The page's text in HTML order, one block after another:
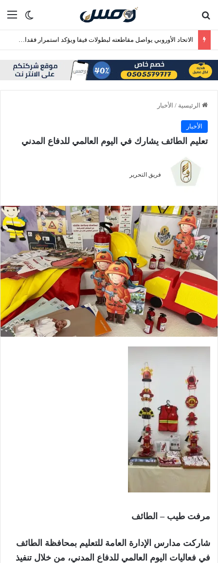
الوضع
الرئيسية / الأخبار
الأخبار
تعليم الطائف يشارك في اليوم العالمي للدفاع المدني
فريق التحرير
مرفت طيب – الطائف
شاركت مدارس الإدارة العامة للتعليم بمحافظة الطائف
في فعاليات اليوم العالمي للدفاع المدني، من خلال تنفيذ